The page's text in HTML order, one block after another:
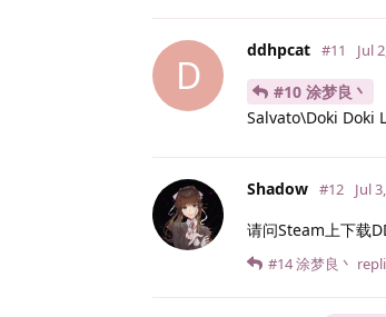
D
ddhpcat #11 Jul
#10 涂梦良丶
Salvato\Doki Doki
Shadow #12 Jul
请问Steam上下载
#14涂梦良丶